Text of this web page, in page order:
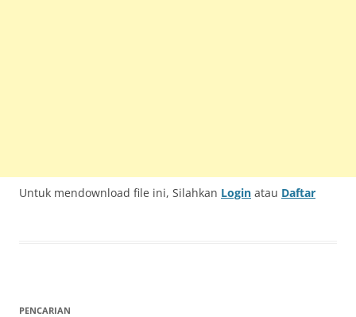
Untuk mendownload file ini, Silahkan Login atau Daftar
PENCARIAN